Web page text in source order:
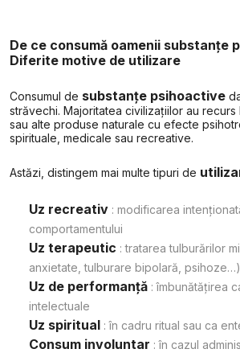
De ce consumă oamenii substanțe
Diferite motive de utilizare
Consumul de substanțe psihoactive
străvechi. Majoritatea civilizațiilor au
sau alte produse naturale cu efecte
spirituale, medicale sau recreative.
Astăzi, distingem mai multe tipuri de
Uz recreativ : modificarea
comportamentului
Uz terapeutic : tratarea tulburărilor
anxietate, tulburare bipolară,
Uz de performanță : îmbunătățirea
intelectuale
Uz spiritual : în cadru ritual sau ca
Consum involuntar : în cazul